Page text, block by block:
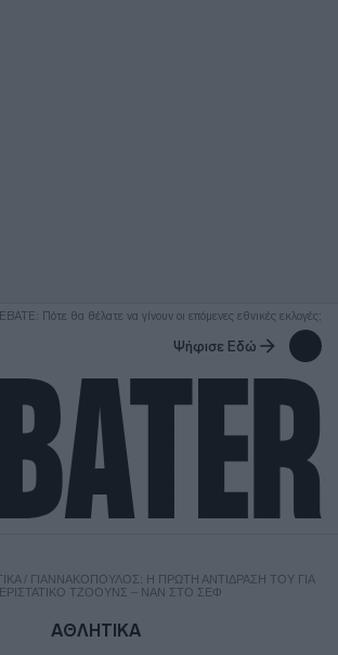
Πότε θα θέλατε να γίνουν οι επόμενες εθνικές εκλογές;
Ψήφισε Εδώ
/ ΓΙΑΝΝΑΚΌΠΟΥΛΟΣ: Η ΠΡΏΤΗ ΑΝΤΊΔΡΑΣΉ ΤΟΥ ΓΙΑ
ΤΖΌΟΥΝΣ – ΝΑΝ ΣΤΟ ΣΕΦ
ΑΘΛΗΤΙΚΑ